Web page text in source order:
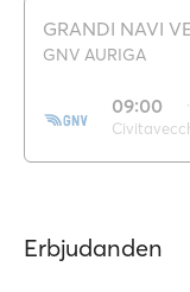
GRANDI NAVI
GNV AURIGA
09:00
Erbjudanden